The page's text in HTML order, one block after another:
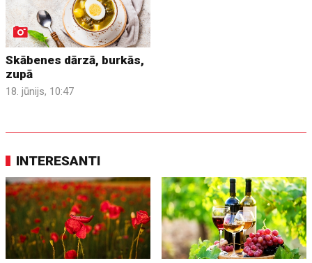
Skābenes dārzā, burkās,
zupā
18. jūnijs, 10:47
INTERESANTI